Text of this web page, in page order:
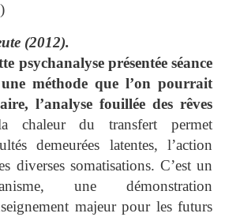
(2012).
psychanalyse présentée séance
méthode que l’on pourrait
l’analyse fouillée des rêves
chaleur du transfert permet
demeurées latentes, l’action
diverses somatisations. C’est un
une démonstration
majeur pour les futurs